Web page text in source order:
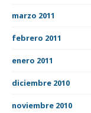
marzo 2011
febrero 2011
enero 2011
diciembre 2010
noviembre 2010